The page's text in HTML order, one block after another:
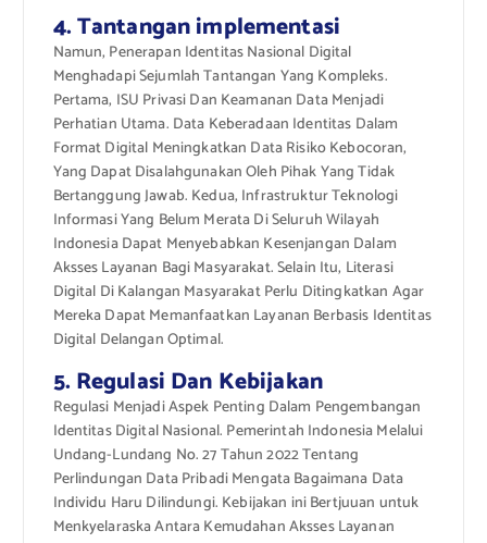
4. Tantangan implementasi
Namun, Penerapan Identitas Nasional Digital
Menghadapi Sejumlah Tantangan Yang Kompleks.
Pertama, ISU Privasi Dan Keamanan Data Menjadi
Perhatian Utama. Data Keberadaan Identitas Dalam
Format Digital Meningkatkan Data Risiko Kebocoran,
Yang Dapat Disalahgunakan Oleh Pihak Yang Tidak
Bertanggung Jawab. Kedua, Infrastruktur Teknologi
Informasi Yang Belum Merata Di Seluruh Wilayah
Indonesia Dapat Menyebabkan Kesenjangan Dalam
Aksses Layanan Bagi Masyarakat. Selain Itu, Literasi
Digital Di Kalangan Masyarakat Perlu Ditingkatkan Agar
Mereka Dapat Memanfaatkan Layanan Berbasis Identitas
Digital Delangan Optimal.
5. Regulasi Dan Kebijakan
Regulasi Menjadi Aspek Penting Dalam Pengembangan
Identitas Digital Nasional. Pemerintah Indonesia Melalui
Undang-Lundang No. 27 Tahun 2022 Tentang
Perlindungan Data Pribadi Mengata Bagaimana Data
Individu Haru Dilindungi. Kebijakan ini Bertjuuan untuk
Menkyelaraska Antara Kemudahan Aksses Layanan